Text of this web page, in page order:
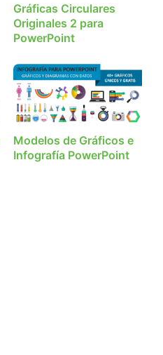
Gráficas Circulares
Originales 2 para
PowerPoint
Modelos de Gráficos e
Infografía PowerPoint